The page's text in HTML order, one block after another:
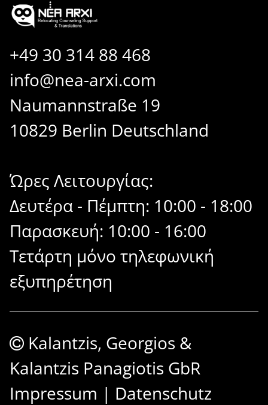
+49 30 314 88 468
info@nea-arxi.com
Naumannstraße 19
10829 Berlin Deutschland
Ώρες Λειτουργίας:
Δευτέρα - Πέμπτη: 10:00 - 18:00
Παρασκευή: 10:00 - 16:00
Τετάρτη μόνο τηλεφωνική
εξυπηρέτηση
Kalantzis, Georgios &
Kalantzis Panagiotis GbR
Impressum | Datenschutz